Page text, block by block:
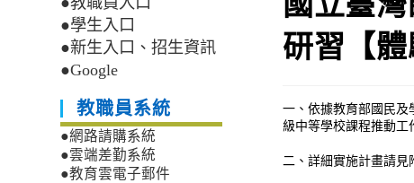
研習【
一、依據教育部國民
級中等學校課程推動工
二、詳細實施計畫請見
●學生入口
●新生入口、招生資訊
●Google
教職員系統
●網路請購系統
●雲端差勤系統
●教育雲電子郵件